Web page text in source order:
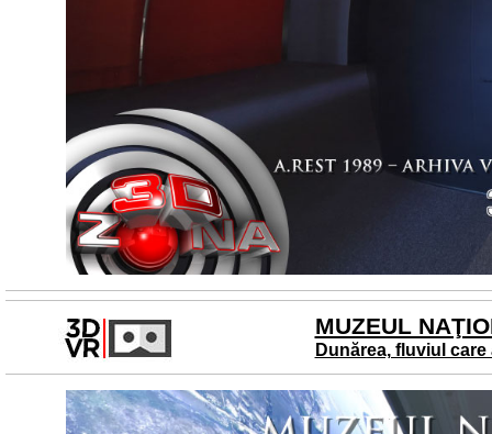
MUZEUL
Dunărea, fluviul